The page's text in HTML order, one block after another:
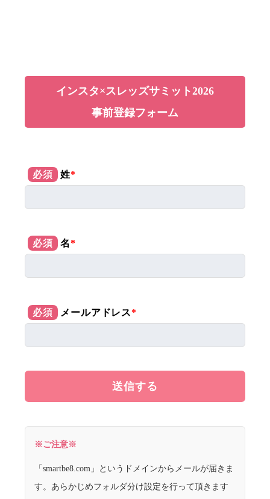
インスタ×スレッズサミット2026
事前登録フォーム
必須 姓*
必須 名*
必須 メールアドレス*
※ご注意※
「smartbe8.com」というドメインからメールが届きま
す。あらかじめフォルダ分け設定を行って頂きます